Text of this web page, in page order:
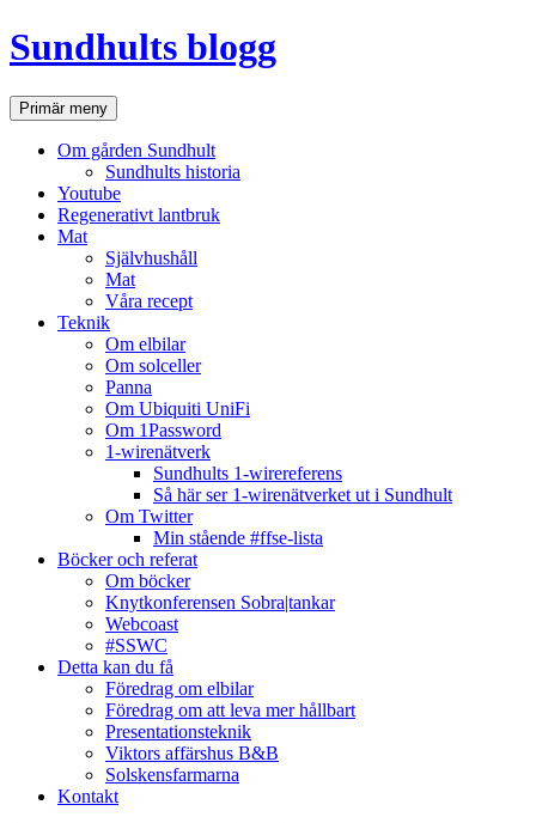
Hoppa
till
Sundhults blogg
SökPrimär meny
Om gården Sundhult
Sundhults historia
Youtube
Regenerativt lantbruk
Mat
Självhushåll
Mat
Våra recept
Teknik
Om elbilar
Om solceller
Panna
Om Ubiquiti UniFi
Om 1Password
1-wirenätverk
Sundhults 1-wirereferens
Så här ser 1-wirenätverket ut i Sundhult
Om Twitter
Min stående #ffse-lista
Böcker och referat
Om böcker
Knytkonferensen Sobra|tankar
Webcoast
#SSWC
Detta kan du få
Föredrag om elbilar
Föredrag om att leva mer hållbart
Presentationsteknik
Viktors affärshus B&B
Solskensfarmarna
Kontakt